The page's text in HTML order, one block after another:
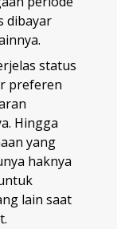
dibayar
status
preferen
Hingga
yang
haknya
lain saat